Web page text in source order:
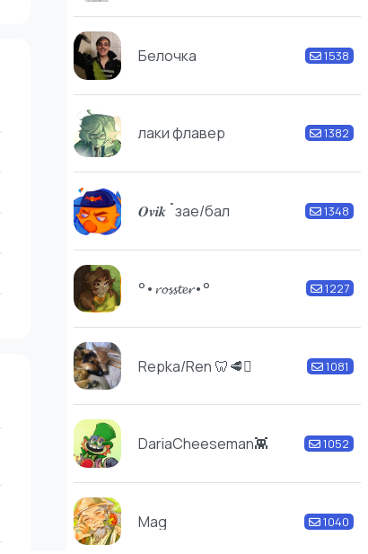
Белочка 1538
лаки флавер 1382
𝑶𝒗𝒊𝒌 ˚зае/бал 1348
°•𝓻𝓸𝓼𝓼𝓽𝓮𝓻•° 1227
Repka/Ren 🦷🥩🫍 1081
DariaCheeseman👾 1052
Mag 1040